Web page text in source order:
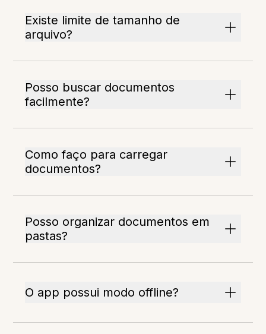
Existe limite de tamanho de
arquivo?
Posso buscar documentos
facilmente?
Como faço para carregar
documentos?
Posso organizar documentos em
pastas?
O app possui modo offline?